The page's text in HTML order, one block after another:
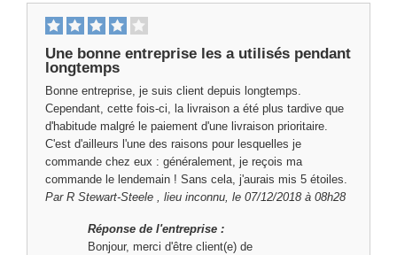
Une bonne entreprise les a utilisés pendant
longtemps
Bonne entreprise, je suis client depuis longtemps.
Cependant, cette fois-ci, la livraison a été plus tardive que
d'habitude malgré le paiement d'une livraison prioritaire.
C'est d'ailleurs l'une des raisons pour lesquelles je
commande chez eux : généralement, je reçois ma
commande le lendemain ! Sans cela, j'aurais mis 5 étoiles.
Par R Stewart-Steele , lieu inconnu, le 07/12/2018 à 08h28
Réponse de l'entreprise :
Bonjour, merci d'être client(e) de